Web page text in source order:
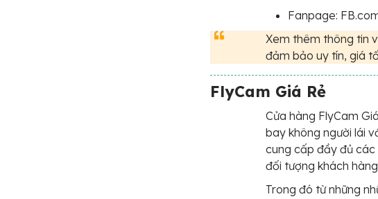
Fanpage:
Xem thêm thông tin
đảm bảo uy tín, giá
FlyCam Giá Rẻ
Cửa hàng FlyCam
bay không người lái
cung cấp đầy đủ
đối tượng khách
Trong đó từ những